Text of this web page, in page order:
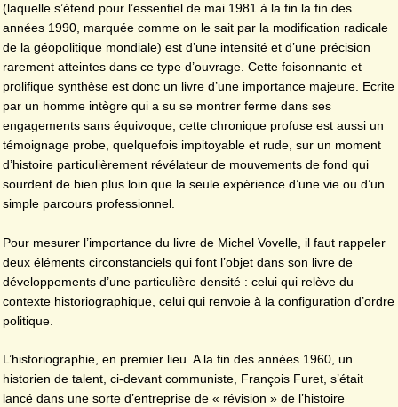
(laquelle s’étend pour l’essentiel de mai 1981 à la fin la fin des
années 1990, marquée comme on le sait par la modification radicale
de la géopolitique mondiale) est d’une intensité et d’une précision
rarement atteintes dans ce type d’ouvrage. Cette foisonnante et
prolifique synthèse est donc un livre d’une importance majeure. Ecrite
par un homme intègre qui a su se montrer ferme dans ses
engagements sans équivoque, cette chronique profuse est aussi un
témoignage probe, quelquefois impitoyable et rude, sur un moment
d’histoire particulièrement révélateur de mouvements de fond qui
sourdent de bien plus loin que la seule expérience d’une vie ou d’un
simple parcours professionnel.
Pour mesurer l’importance du livre de Michel Vovelle, il faut rappeler
deux éléments circonstanciels qui font l’objet dans son livre de
développements d’une particulière densité : celui qui relève du
contexte historiographique, celui qui renvoie à la configuration d’ordre
politique.
L’historiographie, en premier lieu. A la fin des années 1960, un
historien de talent, ci-devant communiste, François Furet, s’était
lancé dans une sorte d’entreprise de « révision » de l’histoire